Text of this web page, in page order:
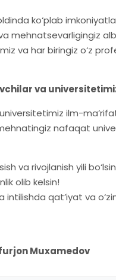
ko‘plab
mehnatsevarligingiz
va har biringiz o‘z
va
ilm-
nafaqat
va rivojlanish yili
olib kelsin!
intilishda qat’iyat va
Muxamedov